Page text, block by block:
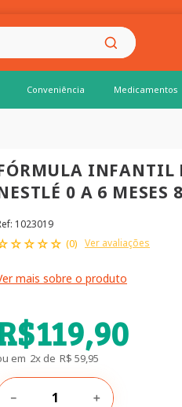
Conveniência Medicamentos
INFANTIL
0 A 6 MESES
: 1023019
☆☆☆☆ (0) Ver avaliações
mais sobre o produto
119,90
em 2x de R$ 59,95
＋
－